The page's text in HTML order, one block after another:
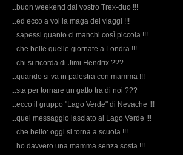
...buon weekend dal vostro Trex-duo !!!
...ed ecco a voi la maga dei viaggi !!!
...sapessi quanto ci manchi così piccola !!!
...che belle quelle giornate a Londra !!!
...chi si ricorda di Jimi Hendrix ???
...quando si va in palestra con mamma !!!
...sta per tornare un gatto tra di noi ???
...ecco il gruppo "Lago Verde" di Nevache !!!
...quel messaggio lasciato al Lago Verde !!!
...che bello: oggi si torna a scuola !!!
...ho davvero una mamma senza sosta !!!